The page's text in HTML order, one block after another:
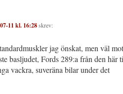
11 kl. 16:28skrev:
jag önskat, men väl
basljudet, Fords 289:a från den här
vackra, suveräna bilar under det